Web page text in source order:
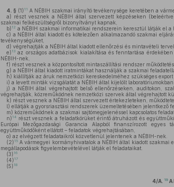
4. § (1) 11 A NÉBIH szakmai irányító tevékenysége keretében a
a) részt vesznek a NÉBIH által szervezett képzéseken
szakmai felkészültségről bizonyítványt kapnak,
b) 12 a NÉBIH szakmai informatikai rendszerein keresztül látják el a
c) a NÉBIH által kiadott és kötelezően alkalmazandó szakmai
tevékenységüket,
d) végrehajtják a NÉBIH által kiadott ellenőrzési és mintavételi
e) 13az országos adatbázisok kialakítása és fenntartása
NÉBIH-nek,
f) részt vesznek a központosított mintaszállítási rendszer
g) a NÉBIH által kiadott iratmintákat használják a szakmai
h) kiállítják az áruk nemzetközi kereskedelméhez szükséges
i) a levett minták vizsgálatát a NÉBIH által kijelölt laboratóriumokban
j) a NÉBIH által végrehajtott belső ellenőrzéseken, auditokon,
végrehajtják, közreműködnek nemzetközi szervek által végrehajtott
k) részt vesznek a NÉBIH által szervezett értekezleteken,
l) ellátják a gyorsriasztási rendszerek üzemeltetésében jelentkező
m) közreműködnek a szakmai sajtómegjelenéssel kapcsolatos
n) 14részt vesznek a feladatkörüket érintő átruházott és
Európai Mezőgazdasági Garancia Alapból finanszírozott
együttműködőként ellátott – feladatok végrehajtásában,
o) az elvégzett feladataikról közvetlenül jelentenek a NÉBIH-nek.
(2) 15A vármegyei kormányhivatalok a NÉBIH által kiadott szakmai
megállapodások figyelembevételével látják el feladataikat.
(3) 16
(4) 17
(5) 18
4/A. 19 A